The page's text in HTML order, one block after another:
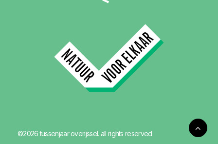
©2026 tussenjaar overijssel. all rights reserved